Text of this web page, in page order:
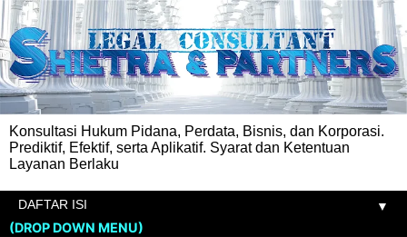
Konsultasi Hukum Pidana, Perdata, Bisnis, dan Korporasi.
Prediktif, Efektif, serta Aplikatif. Syarat dan Ketentuan
Layanan Berlaku
▼
(DROP DOWN MENU)